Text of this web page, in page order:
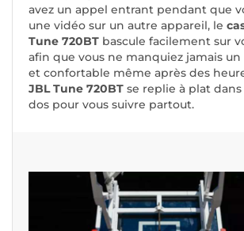
avez un appel entrant pendant que
une vidéo sur un autre appareil, le
Tune 720BT bascule facilement sur
afin que vous ne manquiez jamais
et confortable même après des
JBL Tune 720BT se replie à plat dans
dos pour vous suivre partout.